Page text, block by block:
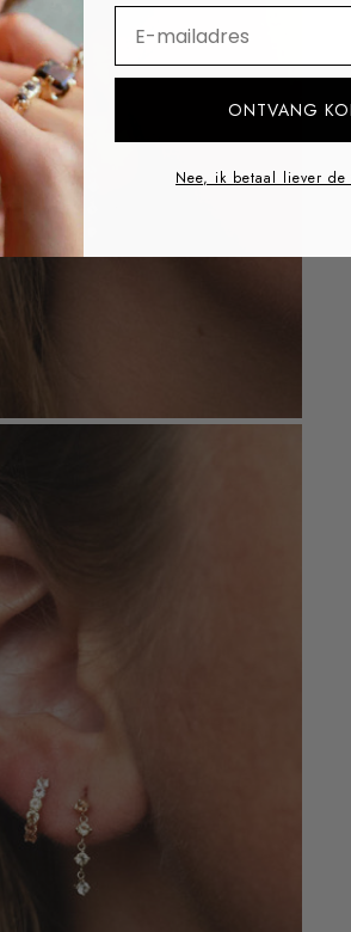
ONTVANG
Nee, ik betaal liever